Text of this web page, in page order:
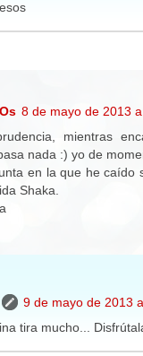
8 de mayo de 2013
mientras
nada :) yo de
en la que he caído
Shaka.
9 de mayo de 2013
tira mucho...